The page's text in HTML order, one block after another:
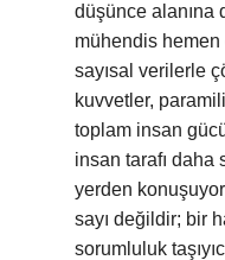
düşünce alanına
mühendis hemen
sayısal verilerle
kuvvetler,
toplam insan
insan tarafı
yerden
sayı değildir; bir
sorumluluk